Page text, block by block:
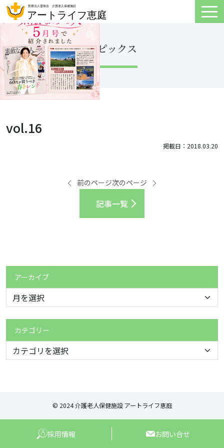
トピックス
vol.16
掲載日：2018.03.20
前のページ
記事一覧
次のページ
アーカイブ
カテゴリー
© 2024 介護老人保健施設 アートライフ恵庭
採用情報 お問い合せ